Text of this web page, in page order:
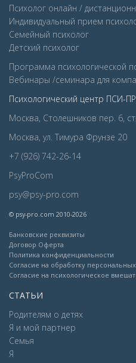
Психолог онлайн /
Индивидуальный прием
Семейный психолог
Детcкий психолог
Программа психологической
Вебинары /семинара для
Психологический центр ПСИ-
Москва, Столешников пер. 6,
Москва, ул. Тимура Фрунзе 20
+7 (926) 742-26-14
PsyProCom
psy@psy-pro.com
© psy-pro.com 2010-2026
Банковские реквизиты
Договор Оферта
Политика конфиденциальности
Согласие на обработку
Согласие на психологическое
СТАТЬИ
Родителям о детях
Я и мой партнер
Семья
Я